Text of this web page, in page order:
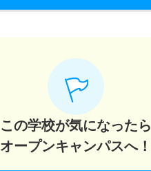
この学校が気になったら
オープンキャンパスへ！